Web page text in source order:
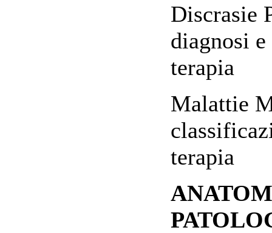
Discrasie
diagnosi
terapia
Malattie
terapia